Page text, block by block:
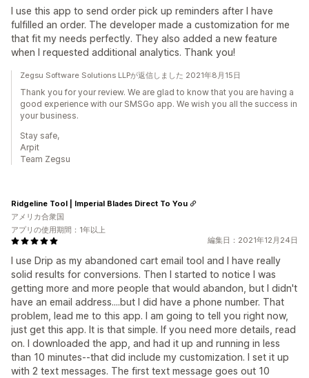
I use this app to send order pick up reminders after I have
fulfilled an order. The developer made a customization for me
that fit my needs perfectly. They also added a new feature
when I requested additional analytics. Thank you!
Zegsu Software Solutions LLPが返信しました 2021年8月15日
Thank you for your review. We are glad to know that you are having a
good experience with our SMSGo app. We wish you all the success in
your business.
Stay safe,
Arpit
Team Zegsu
編集日：2021年12月24日
I use Drip as my abandoned cart email tool and I have really
solid results for conversions. Then I started to notice I was
getting more and more people that would abandon, but I didn't
have an email address....but I did have a phone number. That
problem, lead me to this app. I am going to tell you right now,
just get this app. It is that simple. If you need more details, read
on. I downloaded the app, and had it up and running in less
than 10 minutes--that did include my customization. I set it up
with 2 text messages. The first text message goes out 10
Ridgeline Tool | Imperial Blades Direct To You
アメリカ合衆国
アプリの使用期間：1年以上